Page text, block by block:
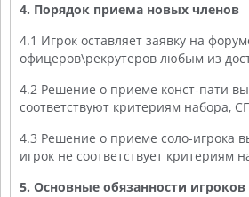
4. Порядок приема новых членов
4.1 Игрок оставляет заявку на
офицеров\рекрутеров любым из
4.2 Решение о приеме конст-пати
соответствуют критериям набора,
4.3 Решение о приеме соло-игрока
игрок не соответствует
5. Основные обязанности игроков